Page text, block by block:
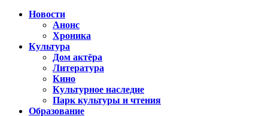
Новости
Анонс
Хроника
Культура
Дом актёра
Литература
Кино
Культурное наследие
Парк культуры и чтения
Образование